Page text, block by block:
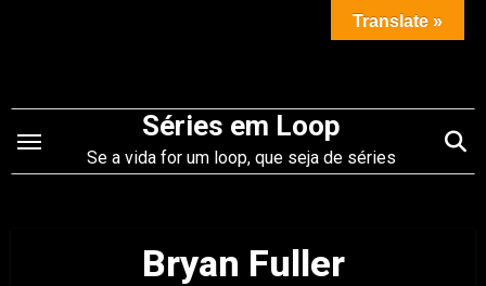
conteúdo
Séries em Loop
Se a vida for um loop, que seja de séries
Bryan Fuller
Translate »